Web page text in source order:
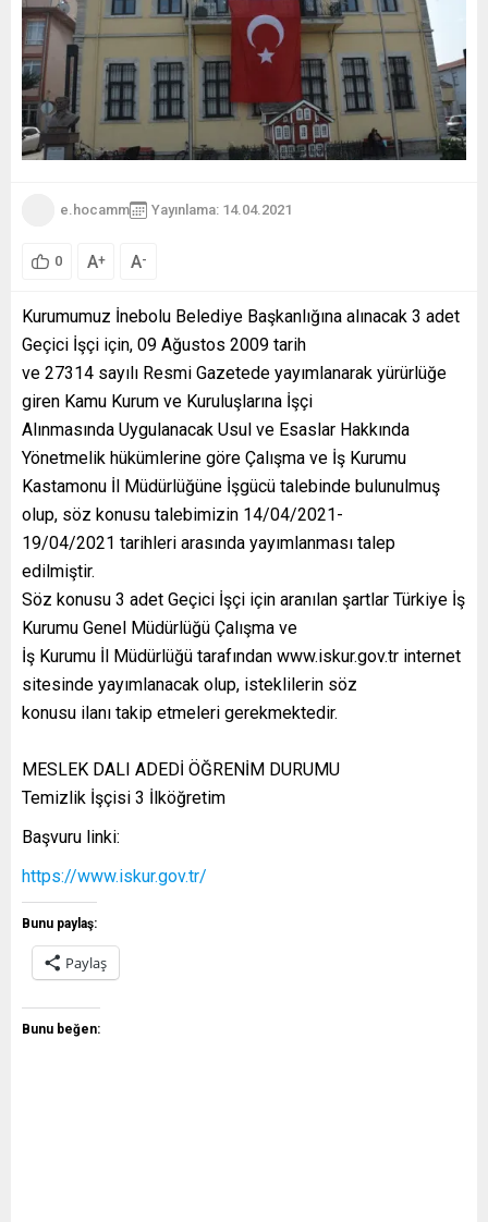
e.hocamm Yayınlama: 14.04.2021
0 A+ A-
Kurumumuz İnebolu Belediye Başkanlığına alınacak 3 adet
Geçici İşçi için, 09 Ağustos 2009 tarih
ve 27314 sayılı Resmi Gazetede yayımlanarak yürürlüğe
giren Kamu Kurum ve Kuruluşlarına İşçi
Alınmasında Uygulanacak Usul ve Esaslar Hakkında
Yönetmelik hükümlerine göre Çalışma ve İş Kurumu
Kastamonu İl Müdürlüğüne İşgücü talebinde bulunulmuş
olup, söz konusu talebimizin 14/04/2021-
19/04/2021 tarihleri arasında yayımlanması talep
edilmiştir.
Söz konusu 3 adet Geçici İşçi için aranılan şartlar Türkiye İş
Kurumu Genel Müdürlüğü Çalışma ve
İş Kurumu İl Müdürlüğü tarafından www.iskur.gov.tr internet
sitesinde yayımlanacak olup, isteklilerin söz
konusu ilanı takip etmeleri gerekmektedir.
MESLEK DALI ADEDİ ÖĞRENİM DURUMU
Temizlik İşçisi 3 İlköğretim
Başvuru linki:
https://www.iskur.gov.tr/
Bunu paylaş:
Paylaş
Bunu beğen: